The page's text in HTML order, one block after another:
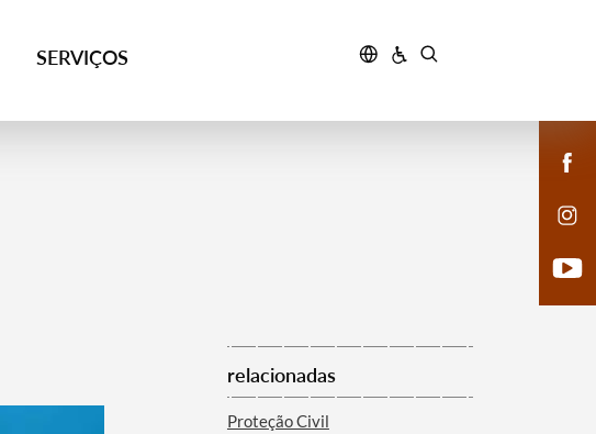
SERVIÇOS
relacionadas
Proteção Civil